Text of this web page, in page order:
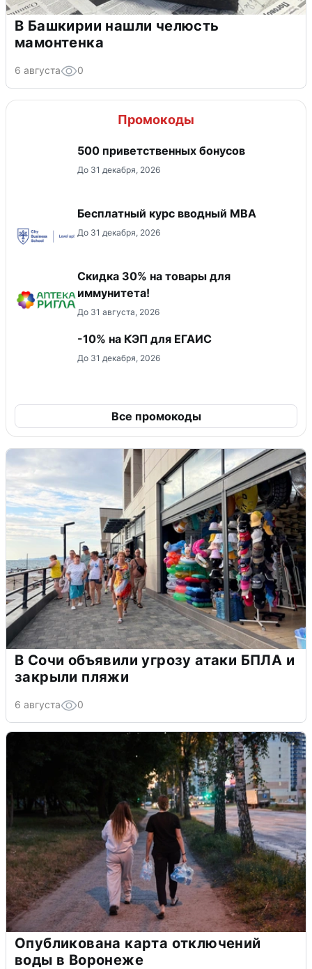
В Башкирии нашли челюсть
мамонтенка
6 августа 0
Промокоды
500 приветственных бонусов
До 31 декабря, 2026
Бесплатный курс вводный МВА
До 31 декабря, 2026
Скидка 30% на товары для
иммунитета!
До 31 августа, 2026
-10% на КЭП для ЕГАИС
До 31 декабря, 2026
Все промокоды
В Сочи объявили угрозу атаки БПЛА и
закрыли пляжи
6 августа 0
Опубликована карта отключений
воды в Воронеже